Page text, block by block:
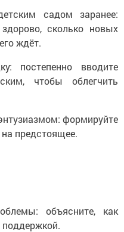
садом заранее:
сколько новых
ждёт.
постепенно вводите
чтобы облегчить
формируйте
предстоящее.
объясните, как